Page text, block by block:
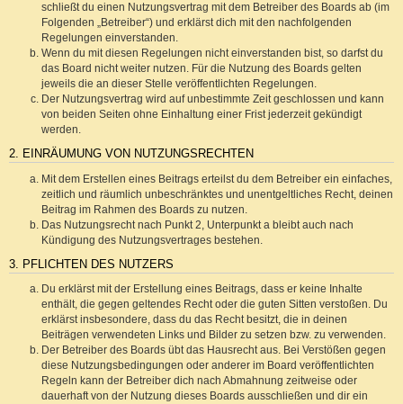
schließt du einen Nutzungsvertrag mit dem Betreiber des Boards ab (im
Folgenden „Betreiber“) und erklärst dich mit den nachfolgenden
Regelungen einverstanden.
Wenn du mit diesen Regelungen nicht einverstanden bist, so darfst du
das Board nicht weiter nutzen. Für die Nutzung des Boards gelten
jeweils die an dieser Stelle veröffentlichten Regelungen.
Der Nutzungsvertrag wird auf unbestimmte Zeit geschlossen und kann
von beiden Seiten ohne Einhaltung einer Frist jederzeit gekündigt
werden.
2. EINRÄUMUNG VON NUTZUNGSRECHTEN
Mit dem Erstellen eines Beitrags erteilst du dem Betreiber ein einfaches,
zeitlich und räumlich unbeschränktes und unentgeltliches Recht, deinen
Beitrag im Rahmen des Boards zu nutzen.
Das Nutzungsrecht nach Punkt 2, Unterpunkt a bleibt auch nach
Kündigung des Nutzungsvertrages bestehen.
3. PFLICHTEN DES NUTZERS
Du erklärst mit der Erstellung eines Beitrags, dass er keine Inhalte
enthält, die gegen geltendes Recht oder die guten Sitten verstoßen. Du
erklärst insbesondere, dass du das Recht besitzt, die in deinen
Beiträgen verwendeten Links und Bilder zu setzen bzw. zu verwenden.
Der Betreiber des Boards übt das Hausrecht aus. Bei Verstößen gegen
diese Nutzungsbedingungen oder anderer im Board veröffentlichten
Regeln kann der Betreiber dich nach Abmahnung zeitweise oder
dauerhaft von der Nutzung dieses Boards ausschließen und dir ein